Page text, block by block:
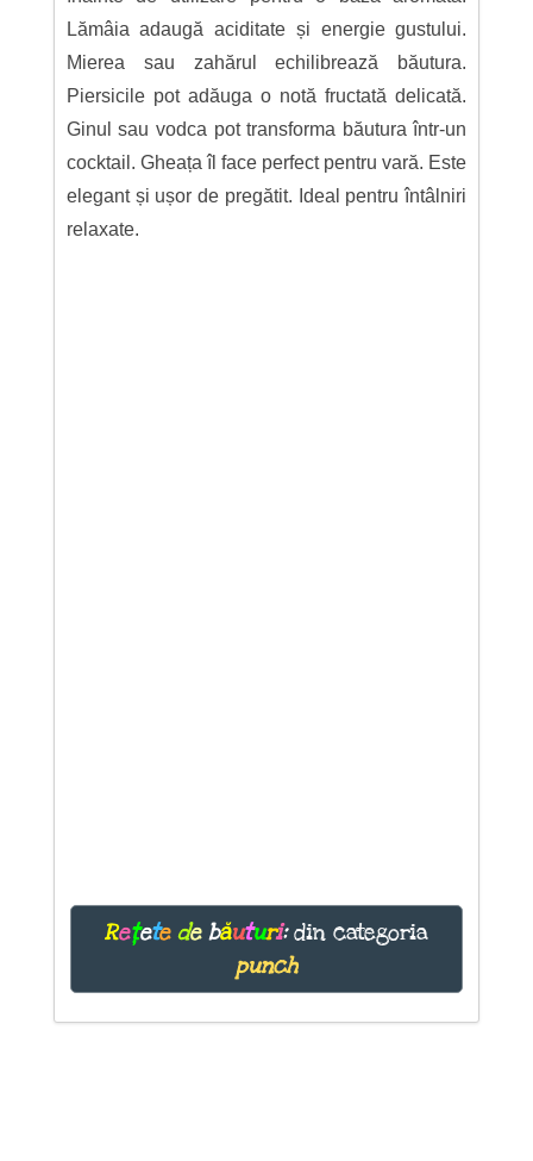
Lămâia adaugă aciditate și energie gustului.
Mierea sau zahărul echilibrează băutura.
Piersicile pot adăuga o notă fructată delicată.
Ginul sau vodca pot transforma băutura într-un
cocktail. Gheața îl face perfect pentru vară. Este
elegant și ușor de pregătit. Ideal pentru întâlniri
relaxate.
Rețete de băuturi:din categoria
punch